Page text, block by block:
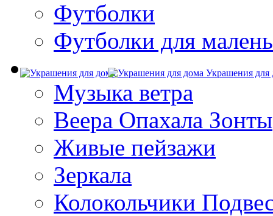
Футболки
Футболки для
Украшения для
Музыка ветра
Веера Опахала Зонты
Живые пейзажи
Зеркала
Колокольчики